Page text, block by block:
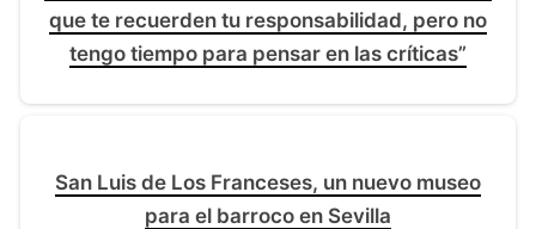
que te recuerden tu responsabilidad, pero no
tengo tiempo para pensar en las críticas”
San Luis de Los Franceses, un nuevo museo
para el barroco en Sevilla